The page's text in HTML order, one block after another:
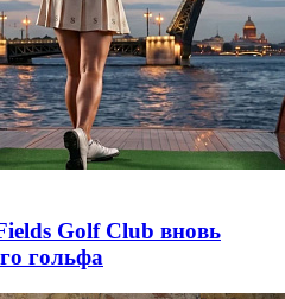
Golf Club вновь
гольфа